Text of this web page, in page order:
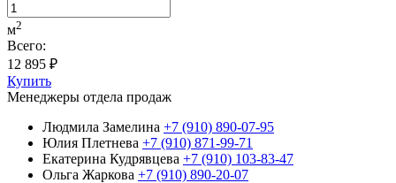
м2
Всего:
12 895 ₽
Купить
Менеджеры отдела продаж
Людмила Замелина +7 (910) 890-07-95
Юлия Плетнева +7 (910) 871-99-71
Екатерина Кудрявцева +7 (910) 103-83-47
Ольга Жаркова +7 (910) 890-20-07